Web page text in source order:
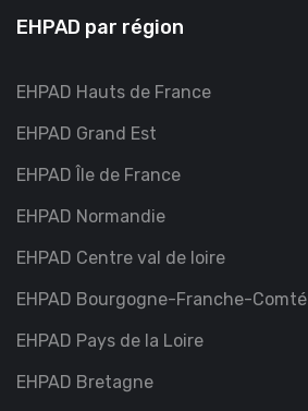
EHPAD par région
EHPAD Hauts de France
EHPAD Grand Est
EHPAD Île de France
EHPAD Normandie
EHPAD Centre val de loire
EHPAD Bourgogne-Franche-Comté
EHPAD Pays de la Loire
EHPAD Bretagne